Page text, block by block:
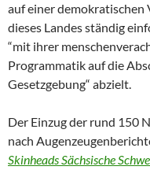
auf einer demokratischen
dieses Landes ständig
“mit ihrer
Programmatik auf die
Gesetzgebung“ abzielt.
Der Einzug der rund 150
nach
Skinheads Sächsische